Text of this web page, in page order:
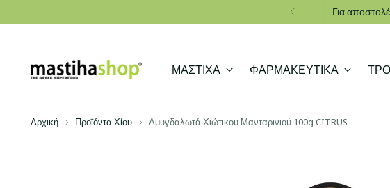
Για
ΜΑΣΤΙΧΑ ΦΑΡΜΑΚΕΥΤΙΚΑ
Αρχική Προϊόντα Χίου Αμυγδαλωτά Χιώτικου Μανταρινιού 100g CITRUS